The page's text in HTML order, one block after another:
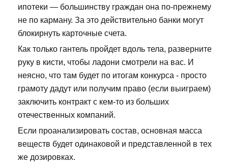
ипотеки — большинству граждан она по-прежнему
не по карману. За это действительно банки могут
блокирнуть карточные счета.
Как только гантель пройдет вдоль тела, разверните
руку в кисти, чтобы ладони смотрели на вас. И
неясно, что там будет по итогам конкурса - просто
грамоту дадут или получим право (если выиграем)
заключить контракт с кем-то из больших
отечественных компаний.
Если проанализировать состав, основная масса
веществ будет одинаковой и представленной в тех
же дозировках.